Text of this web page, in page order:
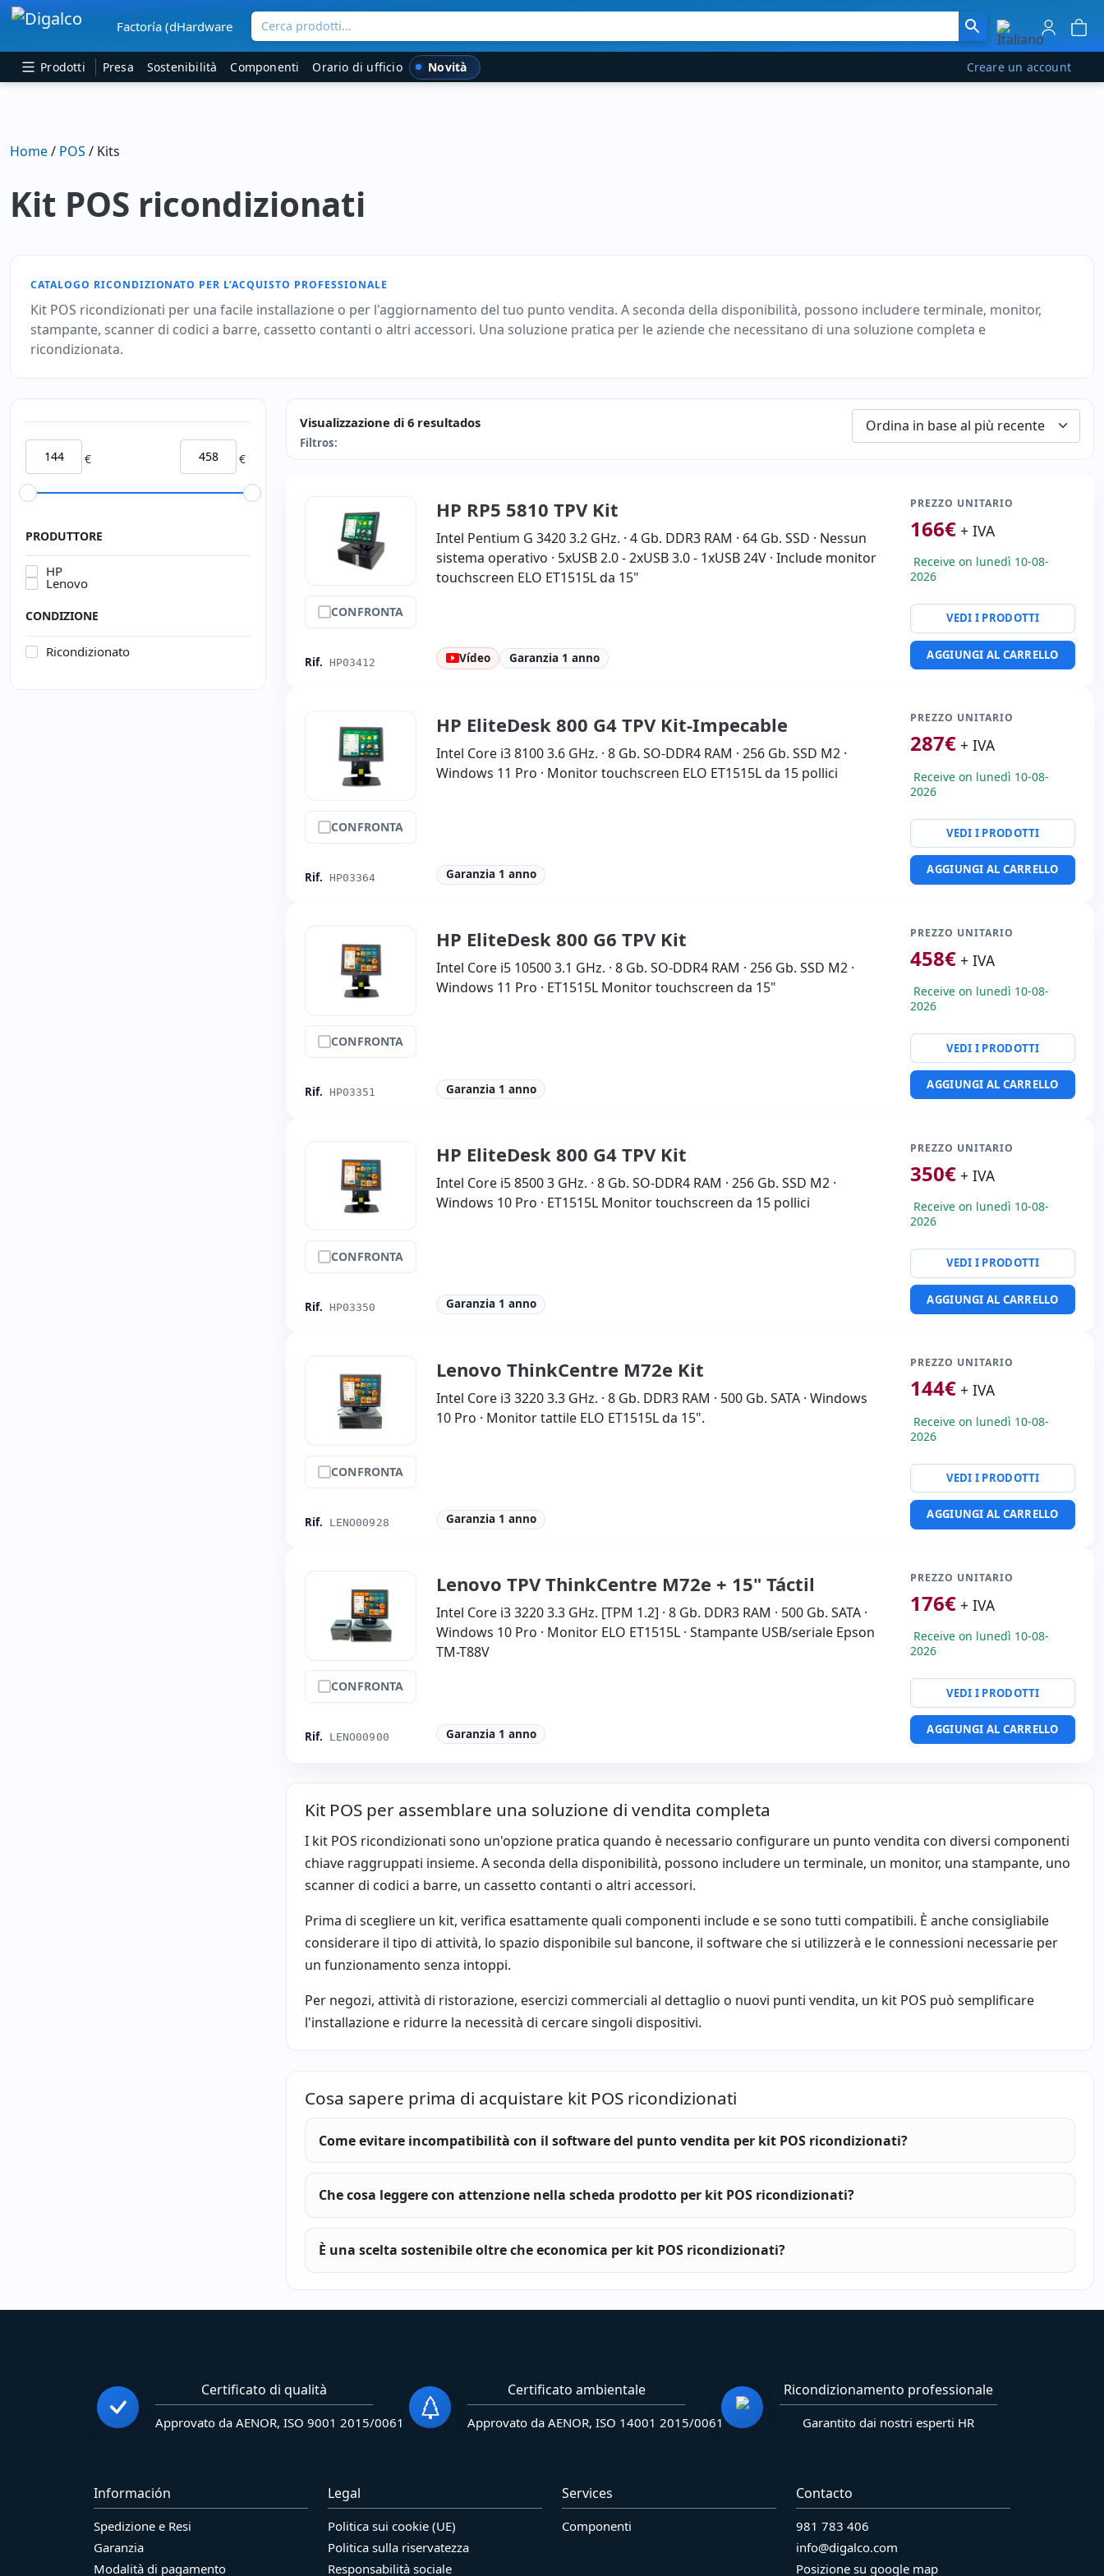
Navigazione principale
Factoría (dHardware Cerca prodotti...
Prodotti Presa Sostenibilità Componenti Orario di ufficio Novità Creare un account
Home/ POS / Kits
Kit POS ricondizionati
CATALOGO RICONDIZIONATO PER L’ACQUISTO PROFESSIONALE
Kit POS ricondizionati per una facile installazione o per l'aggiornamento del tuo punto vendita. A seconda della disponibilità, possono includere terminale, monitor,
stampante, scanner di codici a barre, cassetto contanti o altri accessori. Una soluzione pratica per le aziende che necessitano di una soluzione completa e
ricondizionata.
€ €
PRODUTTORE
HP
Lenovo
CONDIZIONE
Ricondizionato
Visualizzazione di 6 resultados
Filtros:
CONFRONTA
Rif. HP03412
HP RP5 5810 TPV Kit
Intel Pentium G 3420 3.2 GHz. · 4 Gb. DDR3 RAM · 64 Gb. SSD · Nessun
sistema operativo · 5xUSB 2.0 - 2xUSB 3.0 - 1xUSB 24V · Include monitor
touchscreen ELO ET1515L da 15"
Vídeo Garanzia 1 anno
PREZZO UNITARIO
166€ + IVA
Receive on lunedì 10-08-
2026
VEDI I PRODOTTI
AGGIUNGI AL CARRELLO
CONFRONTA
Rif. HP03364
HP EliteDesk 800 G4 TPV Kit-Impecable
Intel Core i3 8100 3.6 GHz. · 8 Gb. SO-DDR4 RAM · 256 Gb. SSD M2 ·
Windows 11 Pro · Monitor touchscreen ELO ET1515L da 15 pollici
Garanzia 1 anno
PREZZO UNITARIO
287€ + IVA
Receive on lunedì 10-08-
2026
VEDI I PRODOTTI
AGGIUNGI AL CARRELLO
CONFRONTA
Rif. HP03351
HP EliteDesk 800 G6 TPV Kit
Intel Core i5 10500 3.1 GHz. · 8 Gb. SO-DDR4 RAM · 256 Gb. SSD M2 ·
Windows 11 Pro · ET1515L Monitor touchscreen da 15"
Garanzia 1 anno
PREZZO UNITARIO
458€ + IVA
Receive on lunedì 10-08-
2026
VEDI I PRODOTTI
AGGIUNGI AL CARRELLO
CONFRONTA
Rif. HP03350
HP EliteDesk 800 G4 TPV Kit
Intel Core i5 8500 3 GHz. · 8 Gb. SO-DDR4 RAM · 256 Gb. SSD M2 ·
Windows 10 Pro · ET1515L Monitor touchscreen da 15 pollici
Garanzia 1 anno
PREZZO UNITARIO
350€ + IVA
Receive on lunedì 10-08-
2026
VEDI I PRODOTTI
AGGIUNGI AL CARRELLO
CONFRONTA
Rif. LENO00928
Lenovo ThinkCentre M72e Kit
Intel Core i3 3220 3.3 GHz. · 8 Gb. DDR3 RAM · 500 Gb. SATA · Windows
10 Pro · Monitor tattile ELO ET1515L da 15".
Garanzia 1 anno
PREZZO UNITARIO
144€ + IVA
Receive on lunedì 10-08-
2026
VEDI I PRODOTTI
AGGIUNGI AL CARRELLO
CONFRONTA
Rif. LENO00900
Lenovo TPV ThinkCentre M72e + 15" Táctil
Intel Core i3 3220 3.3 GHz. [TPM 1.2] · 8 Gb. DDR3 RAM · 500 Gb. SATA ·
Windows 10 Pro · Monitor ELO ET1515L · Stampante USB/seriale Epson
TM-T88V
Garanzia 1 anno
PREZZO UNITARIO
176€ + IVA
Receive on lunedì 10-08-
2026
VEDI I PRODOTTI
AGGIUNGI AL CARRELLO
Kit POS per assemblare una soluzione di vendita completa
I kit POS ricondizionati sono un'opzione pratica quando è necessario configurare un punto vendita con diversi componenti
chiave raggruppati insieme. A seconda della disponibilità, possono includere un terminale, un monitor, una stampante, uno
scanner di codici a barre, un cassetto contanti o altri accessori.
Prima di scegliere un kit, verifica esattamente quali componenti include e se sono tutti compatibili. È anche consigliabile
considerare il tipo di attività, lo spazio disponibile sul bancone, il software che si utilizzerà e le connessioni necessarie per
un funzionamento senza intoppi.
Per negozi, attività di ristorazione, esercizi commerciali al dettaglio o nuovi punti vendita, un kit POS può semplificare
l'installazione e ridurre la necessità di cercare singoli dispositivi.
Cosa sapere prima di acquistare kit POS ricondizionati
Come evitare incompatibilità con il software del punto vendita per kit POS ricondizionati?
Che cosa leggere con attenzione nella scheda prodotto per kit POS ricondizionati?
È una scelta sostenibile oltre che economica per kit POS ricondizionati?
Certificato di qualità
Approvato da AENOR, ISO 9001 2015/0061
Certificato ambientale
Approvato da AENOR, ISO 14001 2015/0061
Ricondizionamento professionale
Garantito dai nostri esperti HR
Información
Spedizione e Resi
Garanzia
Modalità di pagamento
Legal
Politica sui cookie (UE)
Politica sulla riservatezza
Responsabilità sociale
Services
Componenti
Contacto
981 783 406
info@digalco.com
Posizione su google map